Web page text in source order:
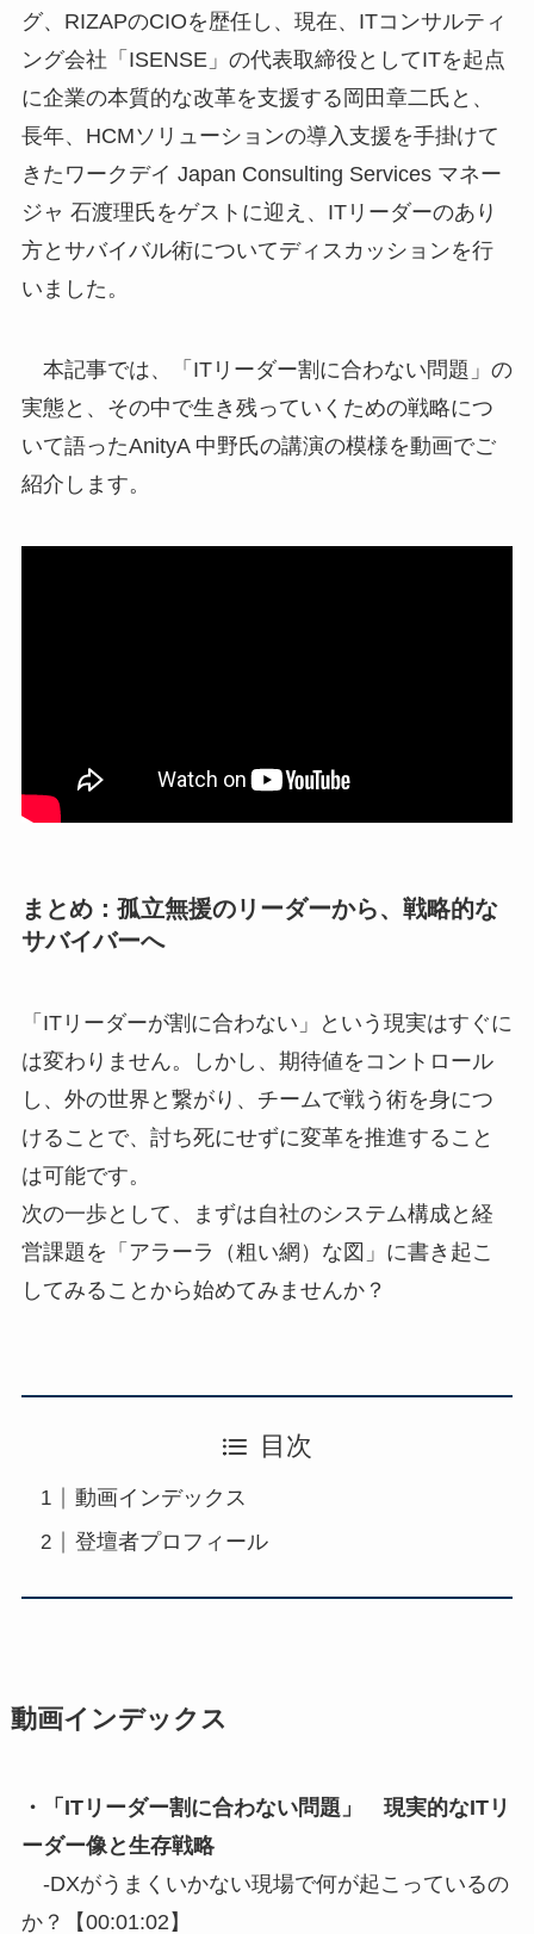
グ、RIZAPのCIOを歴任し、現在、ITコンサルティ
ング会社「ISENSE」の代表取締役としてITを起点
に企業の本質的な改革を支援する岡田章二氏と、
長年、HCMソリューションの導入支援を手掛けて
きたワークデイ Japan Consulting Services マネー
ジャ 石渡理氏をゲストに迎え、ITリーダーのあり
方とサバイバル術についてディスカッションを行
いました。
本記事では、「ITリーダー割に合わない問題」の
実態と、その中で生き残っていくための戦略につ
いて語ったAnityA 中野氏の講演の模様を動画でご
紹介します。
まとめ：孤立無援のリーダーから、戦略的な
サバイバーへ
「ITリーダーが割に合わない」という現実はすぐに
は変わりません。しかし、期待値をコントロール
し、外の世界と繋がり、チームで戦う術を身につ
けることで、討ち死にせずに変革を推進すること
は可能です。
次の一歩として、まずは自社のシステム構成と経
営課題を「アラーラ（粗い網）な図」に書き起こ
してみることから始めてみませんか？
目次
動画インデックス
登壇者プロフィール
動画インデックス
・「ITリーダー割に合わない問題」 現実的なITリ
ーダー像と生存戦略
-DXがうまくいかない現場で何が起こっているの
か？【00:01:02】